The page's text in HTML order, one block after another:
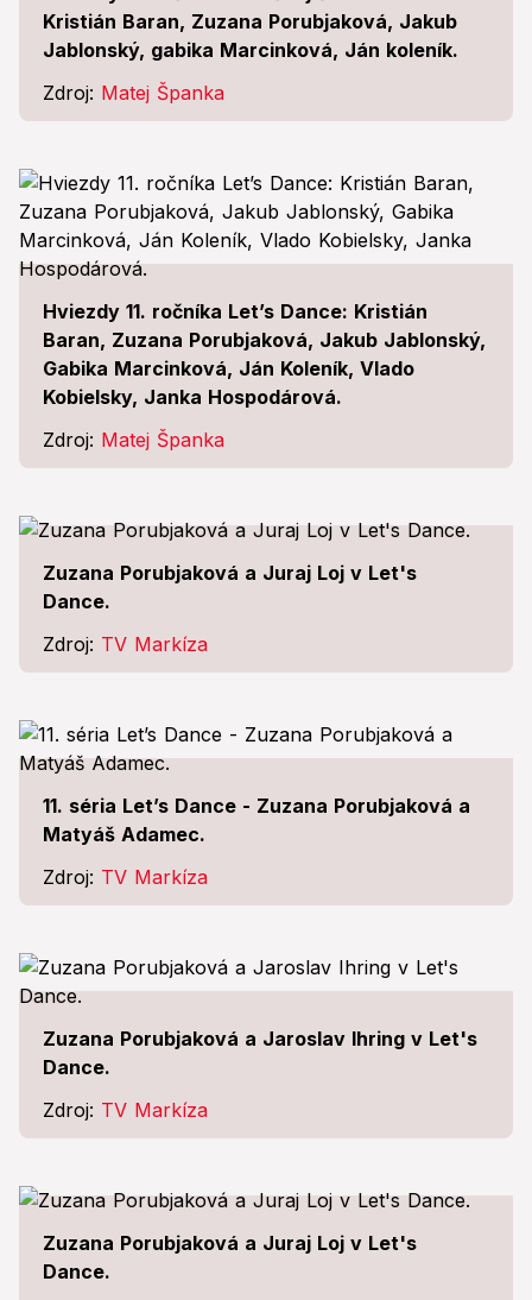
Kristián Baran, Zuzana Porubjaková, Jakub
Jablonský, gabika Marcinková, Ján koleník.
Zdroj: Matej Španka
Hviezdy 11. ročníka Let’s Dance: Kristián
Baran, Zuzana Porubjaková, Jakub Jablonský,
Gabika Marcinková, Ján Koleník, Vlado
Kobielsky, Janka Hospodárová.
Zdroj: Matej Španka
Zuzana Porubjaková a Juraj Loj v Let's
Dance.
Zdroj: TV Markíza
11. séria Let’s Dance - Zuzana Porubjaková a
Matyáš Adamec.
Zdroj: TV Markíza
Zuzana Porubjaková a Jaroslav Ihring v Let's
Dance.
Zdroj: TV Markíza
Zuzana Porubjaková a Juraj Loj v Let's
Dance.